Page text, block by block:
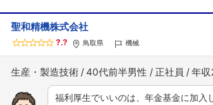
聖和精機株式会社
?.? 鳥取県 機械
生産・製造技術 40代前半男性 正社員 年
福利厚生でいいのは、年金基金に加入